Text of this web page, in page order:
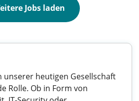
Jobs laden
unserer heutigen Gesellschaft
Rolle. Ob in Form von